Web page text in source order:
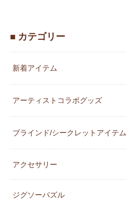
■ カテゴリー
新着アイテム
アーティストコラボグッズ
ブラインド/シークレットアイテム
アクセサリー
ジグソーパズル